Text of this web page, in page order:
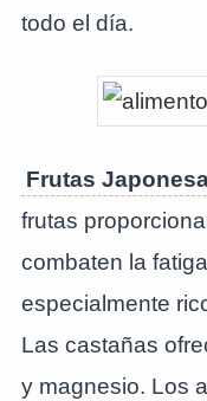
todo el día.
Frutas
frutas
combaten la
especialmente
Las castañas
y magnesio. Los